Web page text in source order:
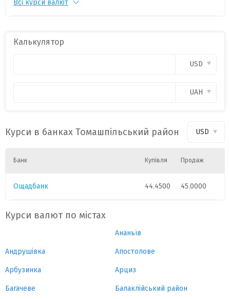
CHF
Всі курси валют
Калькулятор
USD
UAH
Курси в банках Томашпільський район USD
Банк Купівля Продаж
Ощадбанк 44.4500 45.0000
Курси валют по містах
Ананьїв
Андрушівка Апостолове
Арбузинка Арциз
Багачеве Балаклійський район